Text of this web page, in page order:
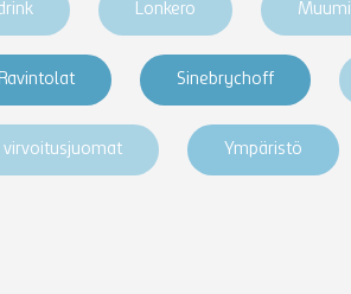
Lonkero Muumi
Sinebrychoff
virvoitusjuomat Ympäristö